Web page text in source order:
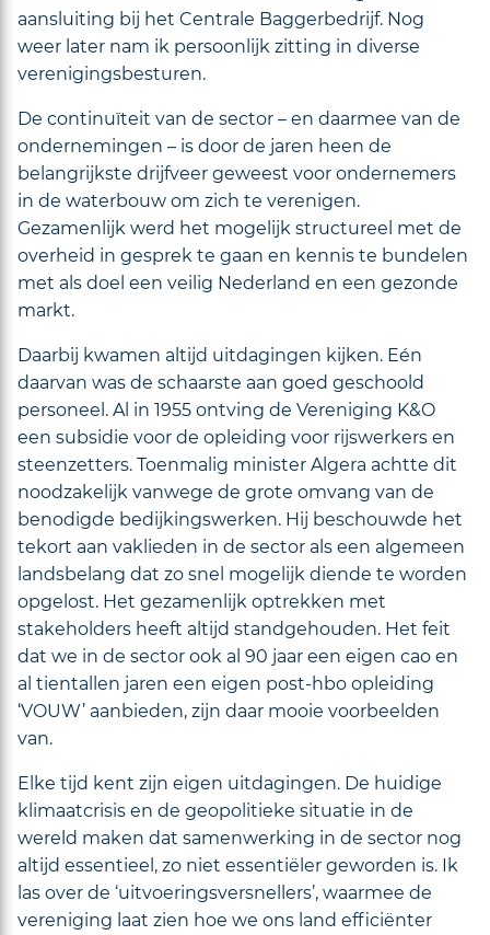
aansluiting bij het Centrale Baggerbedrijf. Nog
weer later nam ik persoonlijk zitting in diverse
verenigingsbesturen.
De continuïteit van de sector – en daarmee van de
ondernemingen – is door de jaren heen de
belangrijkste drijfveer geweest voor ondernemers
in de waterbouw om zich te verenigen.
Gezamenlijk werd het mogelijk structureel met de
overheid in gesprek te gaan en kennis te bundelen
met als doel een veilig Nederland en een gezonde
markt.
Daarbij kwamen altijd uitdagingen kijken. Eén
daarvan was de schaarste aan goed geschoold
personeel. Al in 1955 ontving de Vereniging K&O
een subsidie voor de opleiding voor rijswerkers en
steenzetters. Toenmalig minister Algera achtte dit
noodzakelijk vanwege de grote omvang van de
benodigde bedijkingswerken. Hij beschouwde het
tekort aan vaklieden in de sector als een algemeen
landsbelang dat zo snel mogelijk diende te worden
opgelost. Het gezamenlijk optrekken met
stakeholders heeft altijd standgehouden. Het feit
dat we in de sector ook al 90 jaar een eigen cao en
al tientallen jaren een eigen post-hbo opleiding
‘VOUW’ aanbieden, zijn daar mooie voorbeelden
van.
Elke tijd kent zijn eigen uitdagingen. De huidige
klimaatcrisis en de geopolitieke situatie in de
wereld maken dat samenwerking in de sector nog
altijd essentieel, zo niet essentiëler geworden is. Ik
las over de ‘uitvoeringsversnellers’, waarmee de
vereniging laat zien hoe we ons land efficiënter